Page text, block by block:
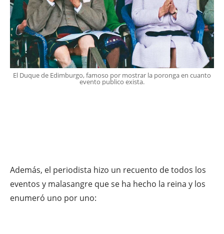
El Duque de Edimburgo, famoso por mostrar la poronga en cuanto
evento publico exista.
Además, el periodista hizo un recuento de todos los
eventos y malasangre que se ha hecho la reina y los
enumeró uno por uno: